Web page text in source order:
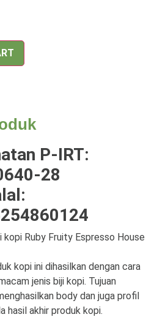
P-IRT:
28
kopi Ruby Fruity Espresso House
kopi ini dihasilkan dengan cara
jenis biji kopi. Tujuan
body dan juga profil
hasil akhir produk kopi.